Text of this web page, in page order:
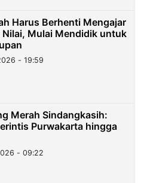
Harus Berhenti Mengajar
Mulai Mendidik untuk
- 19:59
Merah Sindangkasih:
Purwakarta hingga
- 09:22